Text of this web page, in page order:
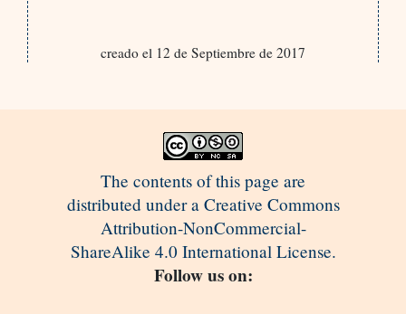
creado el 12 de Septiembre de 2017
The contents of this page are
distributed under a Creative Commons
Attribution-NonCommercial-
ShareAlike 4.0 International License.
Follow us on: